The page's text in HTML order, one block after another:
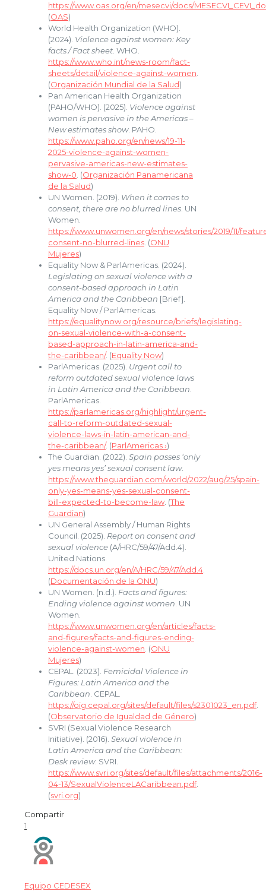
https://www.oas.org/en/mesecvi/docs/
(OAS)
World Health Organization (WHO).
(2024). Violence against women: Key
facts / Fact sheet . WHO.
https://www.who.int/news-room/fact-
sheets/detail/violence-against-women
(Organización Mundial de la Salud)
Pan American Health Organization
(PAHO/WHO). (2025). Violence against
women is pervasive in the Americas –
New estimates show. PAHO.
https://www.paho.org/en/news/19-11-
2025-violence-against-women-
pervasive-americas-new-estimates-
show-0 . (Organización Panamericana
de la Salud)
UN Women. (2019). When it comes to
consent, there are no blurred lines . UN
Women.
https://www.unwomen.org/en/news/stories/2019/11/
consent-no-blurred-lines . (ONU
Mujeres)
Equality Now & ParlAmericas. (2024).
Legislating on sexual violence with a
consent-based approach in Latin
America and the Caribbean [Brief].
Equality Now / ParlAmericas.
https://equalitynow.org/resource/briefs/legislating-
on-sexual-violence-with-a-consent-
based-approach-in-latin-america-and-
the-caribbean/. (Equality Now)
ParlAmericas. (2025). Urgent call to
reform outdated sexual violence laws
in Latin America and the Caribbean
ParlAmericas.
https://parlamericas.org/highlight/urgent-
call-to-reform-outdated-sexual-
violence-laws-in-latin-american-and-
the-caribbean/. (ParlAmericas ›)
The Guardian. (2022). Spain passes ‘only
yes means yes’ sexual consent law.
https://www.theguardian.com/world/2022/aug/25/spain-
only-yes-means-yes-sexual-consent-
bill-expected-to-become-law. (The
Guardian)
UN General Assembly / Human Rights
Council. (2025). Report on consent and
sexual violence (A/HRC/59/47/Add.4).
United Nations.
https://docs.un.org/en/A/HRC/59/47/Add.4
(Documentación de la ONU)
UN Women. (n.d.). Facts and figures:
Ending violence against women . UN
Women.
https://www.unwomen.org/en/articles/facts-
and-figures/facts-and-figures-ending-
violence-against-women . (ONU
Mujeres)
CEPAL. (2023). Femicidal Violence in
Figures: Latin America and the
Caribbean . CEPAL.
https://oig.cepal.org/sites/default/files/s2301023_en.pdf.
(Observatorio de Igualdad de Género)
SVRI (Sexual Violence Research
Initiative). (2016). Sexual violence in
Latin America and the Caribbean:
Desk review. SVRI.
https://www.svri.org/sites/default/files/attachments/2016-
04-13/SexualViolenceLACaribbean.pdf.
(svri.org)
Compartir
1
Equipo CEDESEX